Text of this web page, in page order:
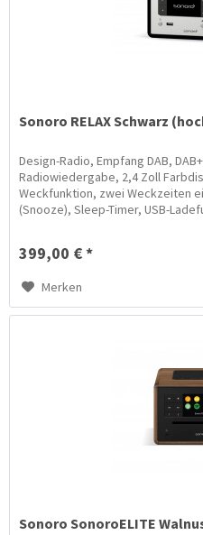
Sonoro RELAX Schwarz
Design-Radio, Empfang DAB,
Radiowiedergabe, 2,4 Zoll
Weckfunktion, zwei Weckzeiten
(Snooze), Sleep-Timer, USB-
399,00 € *
Merken
Sonoro SonoroELITE